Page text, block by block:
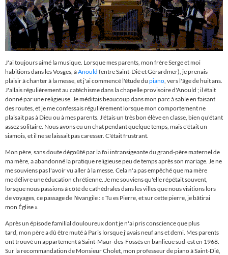
J'ai toujours aimé la musique. Lorsque mes parents, mon frère Serge et moi
habitions dans les Vosges, àAnould (entre Saint-Dié et Gérardmer), je prenais
plaisir à chanter à la messe, et j'ai commencé l'étude du piano , vers l'âge de huit ans.
J'allais régulièrement au catéchisme dans la chapelle provisoire d'Anould ; il était
donné par une religieuse. Je méditais beaucoup dans mon parc à sable en faisant
des routes, et je me confessais régulièrement lorsque mon comportement ne
plaisait pas à Dieu ou à mes parents. J'étais un très bon élève en classe, bien qu'étant
assez solitaire. Nous avons eu un chat pendant quelque temps, mais c'était un
siamois, et il ne se laissait pas caresser. C'était frustrant.
Mon père, sans doute dégoûté par la foi intransigeante du grand-père maternel de
ma mère, a abandonné la pratique religieuse peu de temps après son mariage. Je ne
me souviens pas l'avoir vu aller à la messe. Cela n'a pas empêché que ma mère
me délivre une éducation chrétienne. Je me souviens qu'elle répétait souvent,
lorsque nous passions à côté de cathédrales dans les villes que nous visitions lors
de voyages, ce passage de l'évangile : « Tu es Pierre, et sur cette pierre, je bâtirai
mon Église ».
Après un épisode familial douloureux dont je n'ai pris conscience que plus
tard, mon père a dû être muté à Paris lorsque j'avais neuf ans et demi. Mes parents
ont trouvé un appartement à Saint-Maur-des-Fossés en banlieue sud-est en 1968.
Sur la recommandation de Monsieur Cholet, mon professeur de piano à Saint-Dié,